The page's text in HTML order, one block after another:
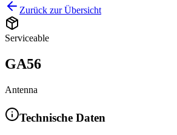
Zurück zur Übersicht
Serviceable
GA56
Antenna
Technische Daten